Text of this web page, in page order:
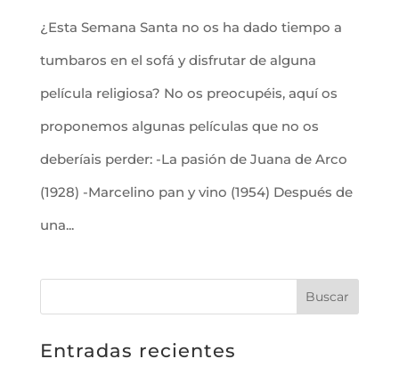
¿Esta Semana Santa no os ha dado tiempo a
tumbaros en el sofá y disfrutar de alguna
película religiosa? No os preocupéis, aquí os
proponemos algunas películas que no os
deberíais perder: -La pasión de Juana de Arco
(1928) -Marcelino pan y vino (1954) Después de
una...
Entradas recientes